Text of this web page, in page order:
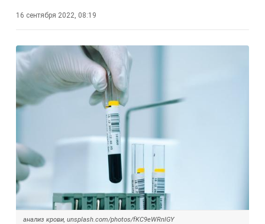
16 сентября 2022, 08:19
анализ крови, unsplash.com/photos/fKC9eWRnlGY